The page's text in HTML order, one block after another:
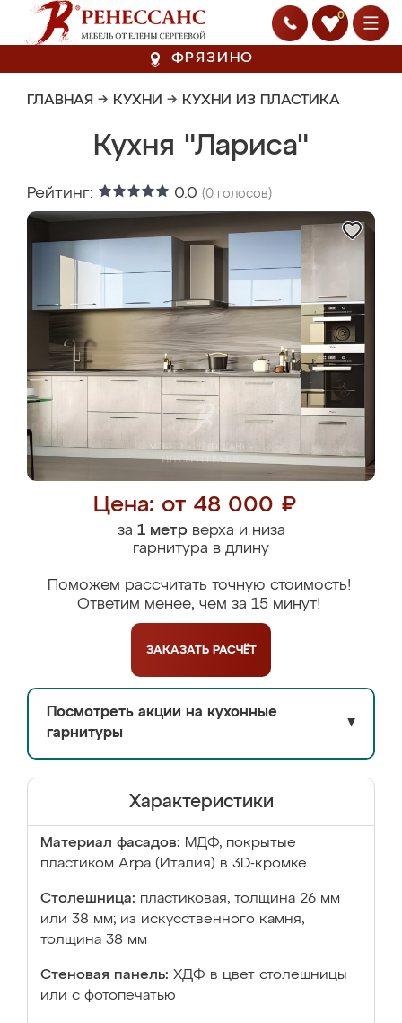
0
ФРЯЗИНО
ГЛАВНАЯ → КУХНИ → КУХНИ ИЗ ПЛАСТИКА
Кухня "Лариса"
Рейтинг: 0.0 (0 голосов)
Цена: от 48 000 ₽
за 1 метрверха и низа
гарнитура в длину
Поможем рассчитать точную стоимость!
Ответим менее, чем за 15 минут!
ЗАКАЗАТЬ РАСЧЁТ
Посмотреть акции на кухонные
гарнитуры
▼
Характеристики
Материал фасадов: МДФ, покрытые
пластиком Arpa (Италия) в 3D-кромке
Столешница: пластиковая, толщина 26 мм
или 38 мм; из искусственного камня,
толщина 38 мм
Стеновая панель: ХДФ в цвет столешницы
или с фотопечатью